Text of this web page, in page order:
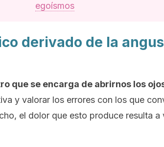
egoísmos
derivado de la
que se encarga de abrirnos los
y valorar los errores con los que
el dolor que esto produce resulta a